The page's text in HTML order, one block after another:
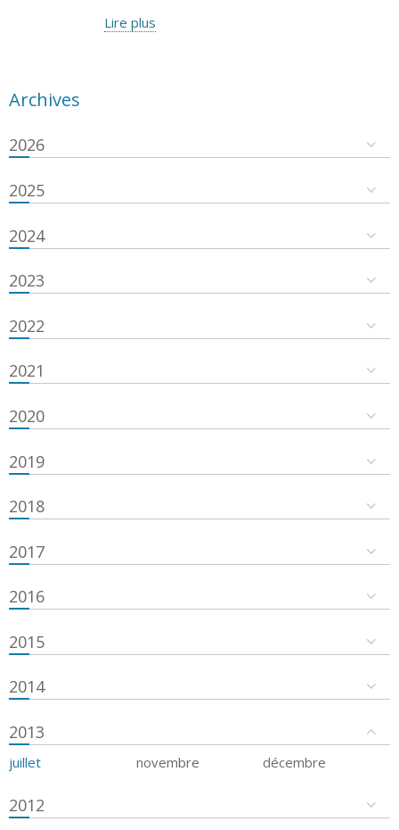
Lire plus
Archives
2026
2025
2024
2023
2022
2021
2020
2019
2018
2017
2016
2015
2014
2013
juillet novembre décembre
2012